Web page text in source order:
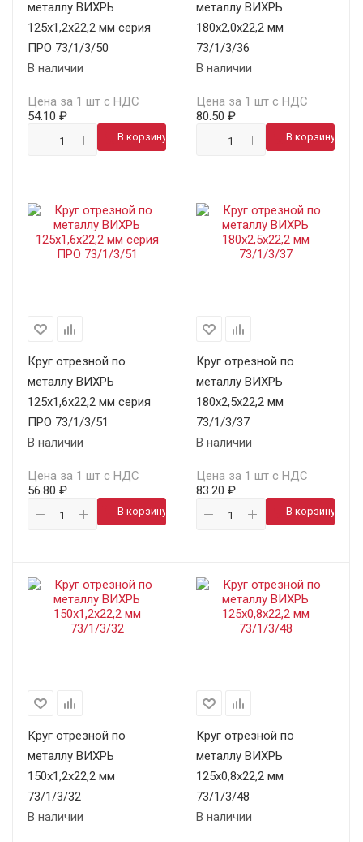
металлу ВИХРЬ
125х1,2х22,2 мм серия
ПРО 73/1/3/50
В наличии
Цена за 1 шт с НДС
54.10 ₽
В корзину
металлу ВИХРЬ
180х2,0х22,2 мм
73/1/3/36
В наличии
Цена за 1 шт с НДС
80.50 ₽
В корзину
Круг отрезной по
металлу ВИХРЬ
125х1,6х22,2 мм серия
ПРО 73/1/3/51
В наличии
Цена за 1 шт с НДС
56.80 ₽
В корзину
Круг отрезной по
металлу ВИХРЬ
180х2,5х22,2 мм
73/1/3/37
В наличии
Цена за 1 шт с НДС
83.20 ₽
В корзину
Круг отрезной по
металлу ВИХРЬ
150х1,2х22,2 мм
73/1/3/32
В наличии
Круг отрезной по
металлу ВИХРЬ
125х0,8х22,2 мм
73/1/3/48
В наличии